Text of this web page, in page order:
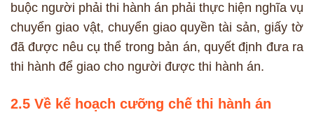
buộc người phải thi hành án phải thực hiện nghĩa vụ
chuyển giao vật, chuyển giao quyền tài sản, giấy tờ
đã được nêu cụ thể trong bản án, quyết định đưa ra
thi hành để giao cho người được thi hành án.
2.5 Về kế hoạch cưỡng chế thi hành án